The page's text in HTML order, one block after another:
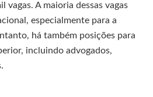
vagas. A maioria dessas vagas
especialmente para a
há também posições para
incluindo advogados,